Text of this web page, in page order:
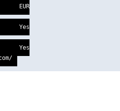
EUR
Yes
Yes